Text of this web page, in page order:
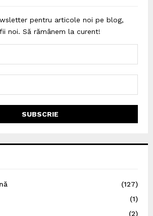
pentru articole noi pe blog,
noi. Să rămânem la curent!
(127)
(1)
(2)